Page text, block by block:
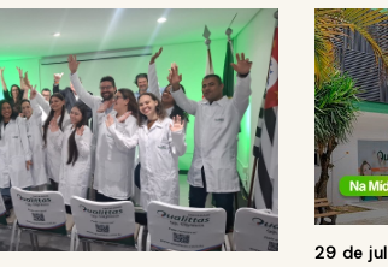
29 de